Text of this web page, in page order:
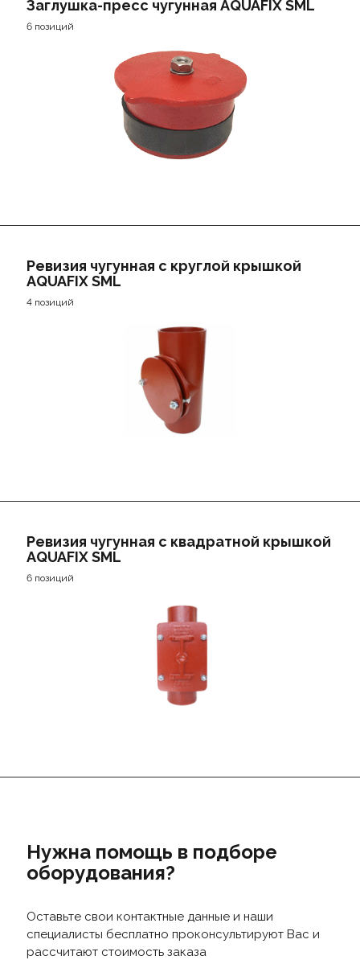
Заглушка-пресс чугунная AQUAFIX SML
6 позиций
Ревизия чугунная с круглой крышкой
AQUAFIX SML
4 позиций
Ревизия чугунная с квадратной крышкой
AQUAFIX SML
6 позиций
Нужна помощь в подборе
оборудования?
Оставьте свои контактные данные и наши
специалисты бесплатно проконсультируют Вас и
рассчитают стоимость заказа